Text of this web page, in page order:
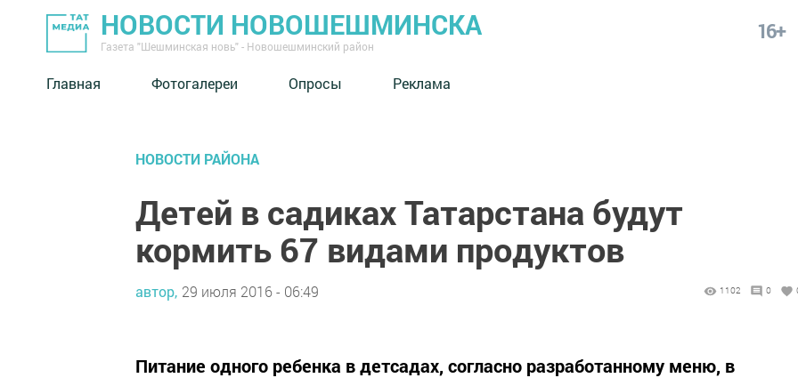
НОВОСТИ НОВОШЕШМИНСКА
Газета "Шешминская новь" - Новошешминский район
16+
Главная Фотогалереи Опросы Реклама
НОВОСТИ РАЙОНА
Детей в садиках Татарстана будут
кормить 67 видами продуктов
автор, 29 июля 2016 - 06:49 1102 0
Питание одного ребенка в детсадах, согласно разработанному меню, в